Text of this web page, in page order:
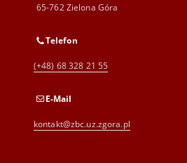
65-762 Zielona Góra
Telefon
(+48) 68 328 21 55
E-Mail
kontakt@zbc.uz.zgora.pl